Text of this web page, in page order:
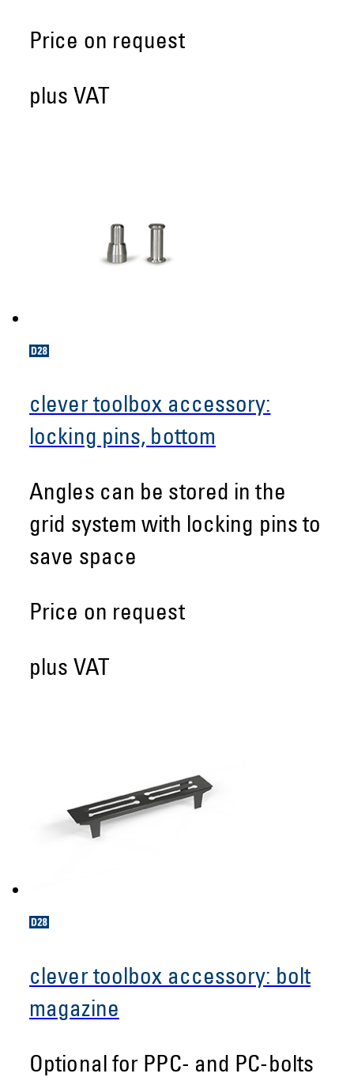
Price on request
plus VAT
clever toolbox accessory:
locking pins, bottom
Angles can be stored in the
grid system with locking pins to
save space
Price on request
plus VAT
clever toolbox accessory: bolt
magazine
Optional for PPC- and PC-bolts